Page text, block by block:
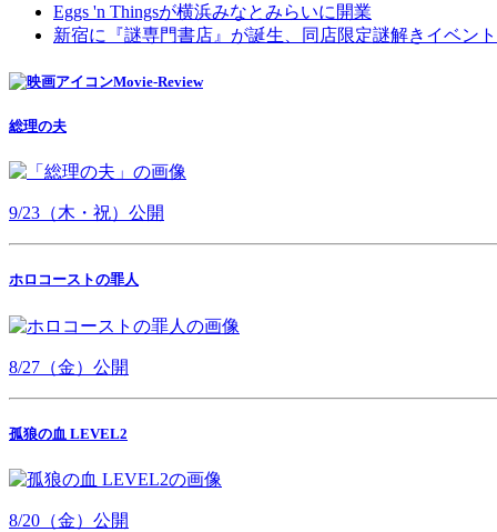
Eggs 'n Thingsが横浜みなとみらいに開業
新宿に『謎専門書店』が誕生、同店限定謎解きイベン
Movie-Review
総理の夫
9/23（木・祝）公開
ホロコーストの罪人
8/27（金）公開
孤狼の血 LEVEL2
8/20（金）公開